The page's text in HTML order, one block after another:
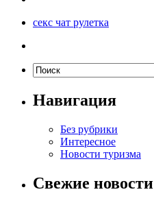
секс чат рулетка
Навигация
Без рубрики
Интересное
Новости туризма
Свежие новости